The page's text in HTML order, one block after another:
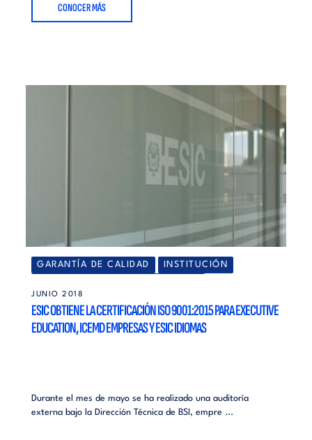
CONOCER MÁS
GARANTÍA DE CALIDAD
INSTITUCIÓN
JUNIO 2018
ESIC OBTIENE LA CERTIFICACIÓN ISO 9001:2015 PARA EXECUTIVE
EDUCATION, ICEMD EMPRESAS Y ESIC IDIOMAS
Durante el mes de mayo se ha realizado una auditoría
externa bajo la Dirección Técnica de BSI, empre ...